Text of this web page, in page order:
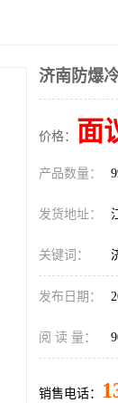
济南防爆
价格： 面
产品数量：
发货地址：
关键词：
发布日期：
阅 读 量：
销售电话：